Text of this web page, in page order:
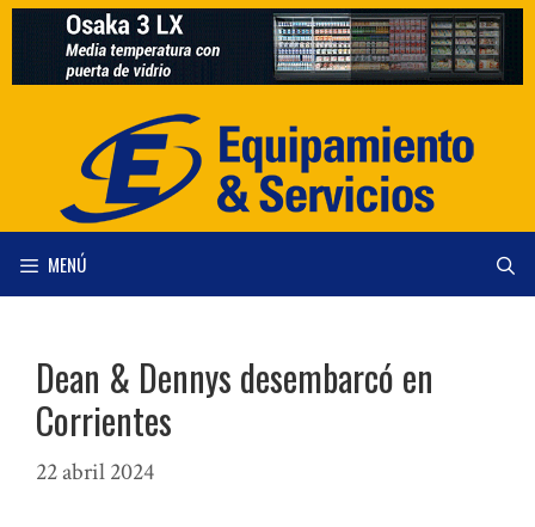
Saltar
contenido
MENÚ
Dean & Dennys desembarcó en
Corrientes
22 abril 2024